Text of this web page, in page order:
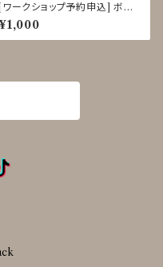
[ワークショップ予約申込] ボタ
ストラップ クラフト体験 8/18-
22